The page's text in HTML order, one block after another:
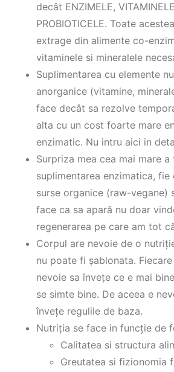
decât ENZIMELE,
PROBIOTICELE. Toate
extrage din alimente co-
vitaminele si mineralele
Suplimentarea cu elemente
anorganice (vitamine,
face decât sa rezolve
alta cu un cost foarte mare
enzimatic. Nu intru aici in
Surpriza mea cea mai mare
suplimentarea enzimatica, fie
surse organice (raw-vegane)
face ca sa apară nu doar
regenerarea pe care am tot
Corpul are nevoie de o
nu poate fi șablonata.
nevoie sa învețe ce e mai
se simte bine. De aceea e
învețe regulile de baza.
Nutriția se face in funcție de
Calitatea si structura
Greutatea si fizionomia